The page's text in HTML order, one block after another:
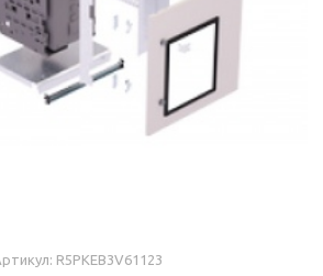
R5PKEB3V61123